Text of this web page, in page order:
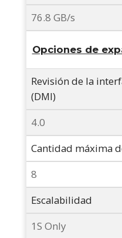
76.8 GB/s
Opciones de
Revisión de la
(DMI)
4.0
Cantidad máxima
8
Escalabilidad
1S Only